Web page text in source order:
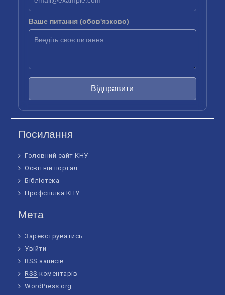
Ваше питання (обов'язково)
Відправити
Посилання
Головний сайт КНУ
Освітній портал
Бібліотека
Профспілка КНУ
Мета
Зареєструватись
Увійти
RSS записів
RSS коментарів
WordPress.org